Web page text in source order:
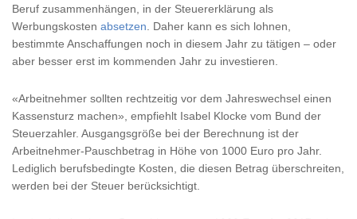
Beruf zusammenhängen, in der Steuererklärung als
Werbungskosten absetzen . Daher kann es sich lohnen,
bestimmte Anschaffungen noch in diesem Jahr zu tätigen – oder
aber besser erst im kommenden Jahr zu investieren.
«Arbeitnehmer sollten rechtzeitig vor dem Jahreswechsel einen
Kassensturz machen», empfiehlt Isabel Klocke vom Bund der
Steuerzahler. Ausgangsgröße bei der Berechnung ist der
Arbeitnehmer-Pauschbetrag in Höhe von 1000 Euro pro Jahr.
Lediglich berufsbedingte Kosten, die diesen Betrag überschreiten,
werden bei der Steuer berücksichtigt.